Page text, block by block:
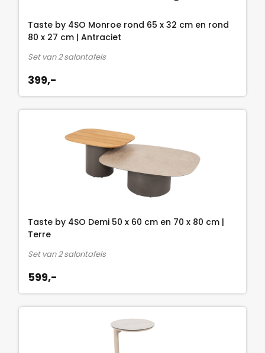
Taste by 4SO Monroe rond 65 x 32 cm en rond
80 x 27 cm | Antraciet
Set van 2 salontafels
399,-
Taste by 4SO Demi 50 x 60 cm en 70 x 80 cm |
Terre
Set van 2 salontafels
599,-